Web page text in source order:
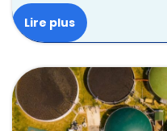
Lire plus